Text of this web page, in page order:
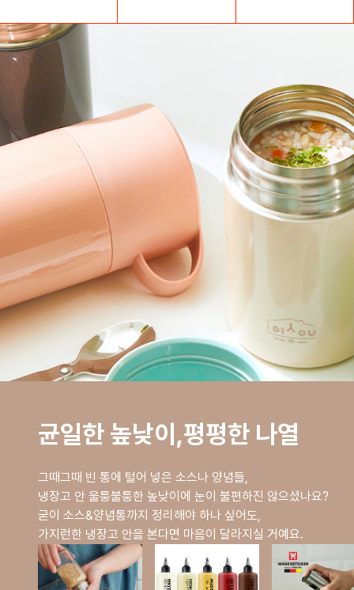
균일한 높낮이,평평한 나열
그때그때 빈 통에 털어 넣은 소스나 양념들,
냉장고 안 울퉁불퉁한 높낮이에 눈이 불편하진 않으셨나요?
굳이 소스&양념통까지 정리해야 하나 싶어도,
가지런한 냉장고 안을 본다면 마음이 달라지실 거예요.